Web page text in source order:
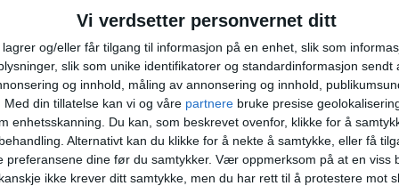
Vi verdsetter personvernet ditt
og/eller får tilgang til informasjon på en enhet, slik som
slik som unike identifikatorer og standardinformasjon sendt
og innhold, måling av annonsering og innhold,
Med din tillatelse kan vi og våre partnere bruke presise
enhetsskanning. Du kan, som beskrevet ovenfor, klikke for å
Alternativt kan du klikke for å nekte å samtykke, eller få
preferansene dine før du samtykker. Vær oppmerksom på at en viss
ikke krever ditt samtykke, men du har rett til å protestere mot
i nærområdet?Du finner alle de siste salgene i Bjerke
Krokliveien 10H, 11.200.000 kroner 3. Økernliveien
9.700.000 kroner
30 på denne listen.